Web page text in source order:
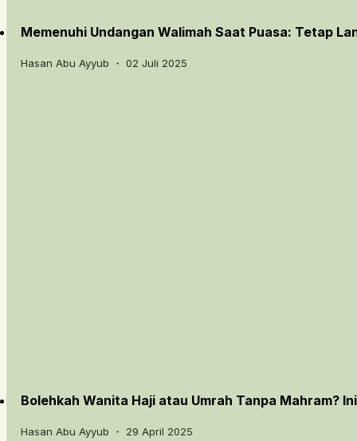
Memenuhi Undangan Walimah Saat Puasa: Tetap
Hasan Abu Ayyub ・ 02 Juli 2025
Bolehkah Wanita Haji atau Umrah Tanpa Mahram?
Hasan Abu Ayyub ・ 29 April 2025